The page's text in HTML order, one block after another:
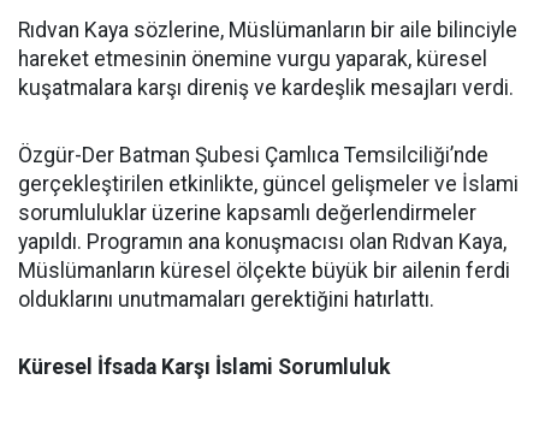
Rıdvan Kaya sözlerine, Müslümanların bir aile bilinciyle
hareket etmesinin önemine vurgu yaparak, küresel
kuşatmalara karşı direniş ve kardeşlik mesajları verdi.
Özgür-Der Batman Şubesi Çamlıca Temsilciliği’nde
gerçekleştirilen etkinlikte, güncel gelişmeler ve İslami
sorumluluklar üzerine kapsamlı değerlendirmeler
yapıldı. Programın ana konuşmacısı olan Rıdvan Kaya,
Müslümanların küresel ölçekte büyük bir ailenin ferdi
olduklarını unutmamaları gerektiğini hatırlattı.
Küresel İfsada Karşı İslami Sorumluluk